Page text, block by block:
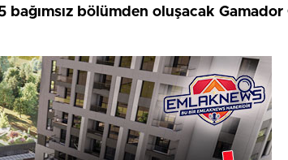
bölümden oluşacak